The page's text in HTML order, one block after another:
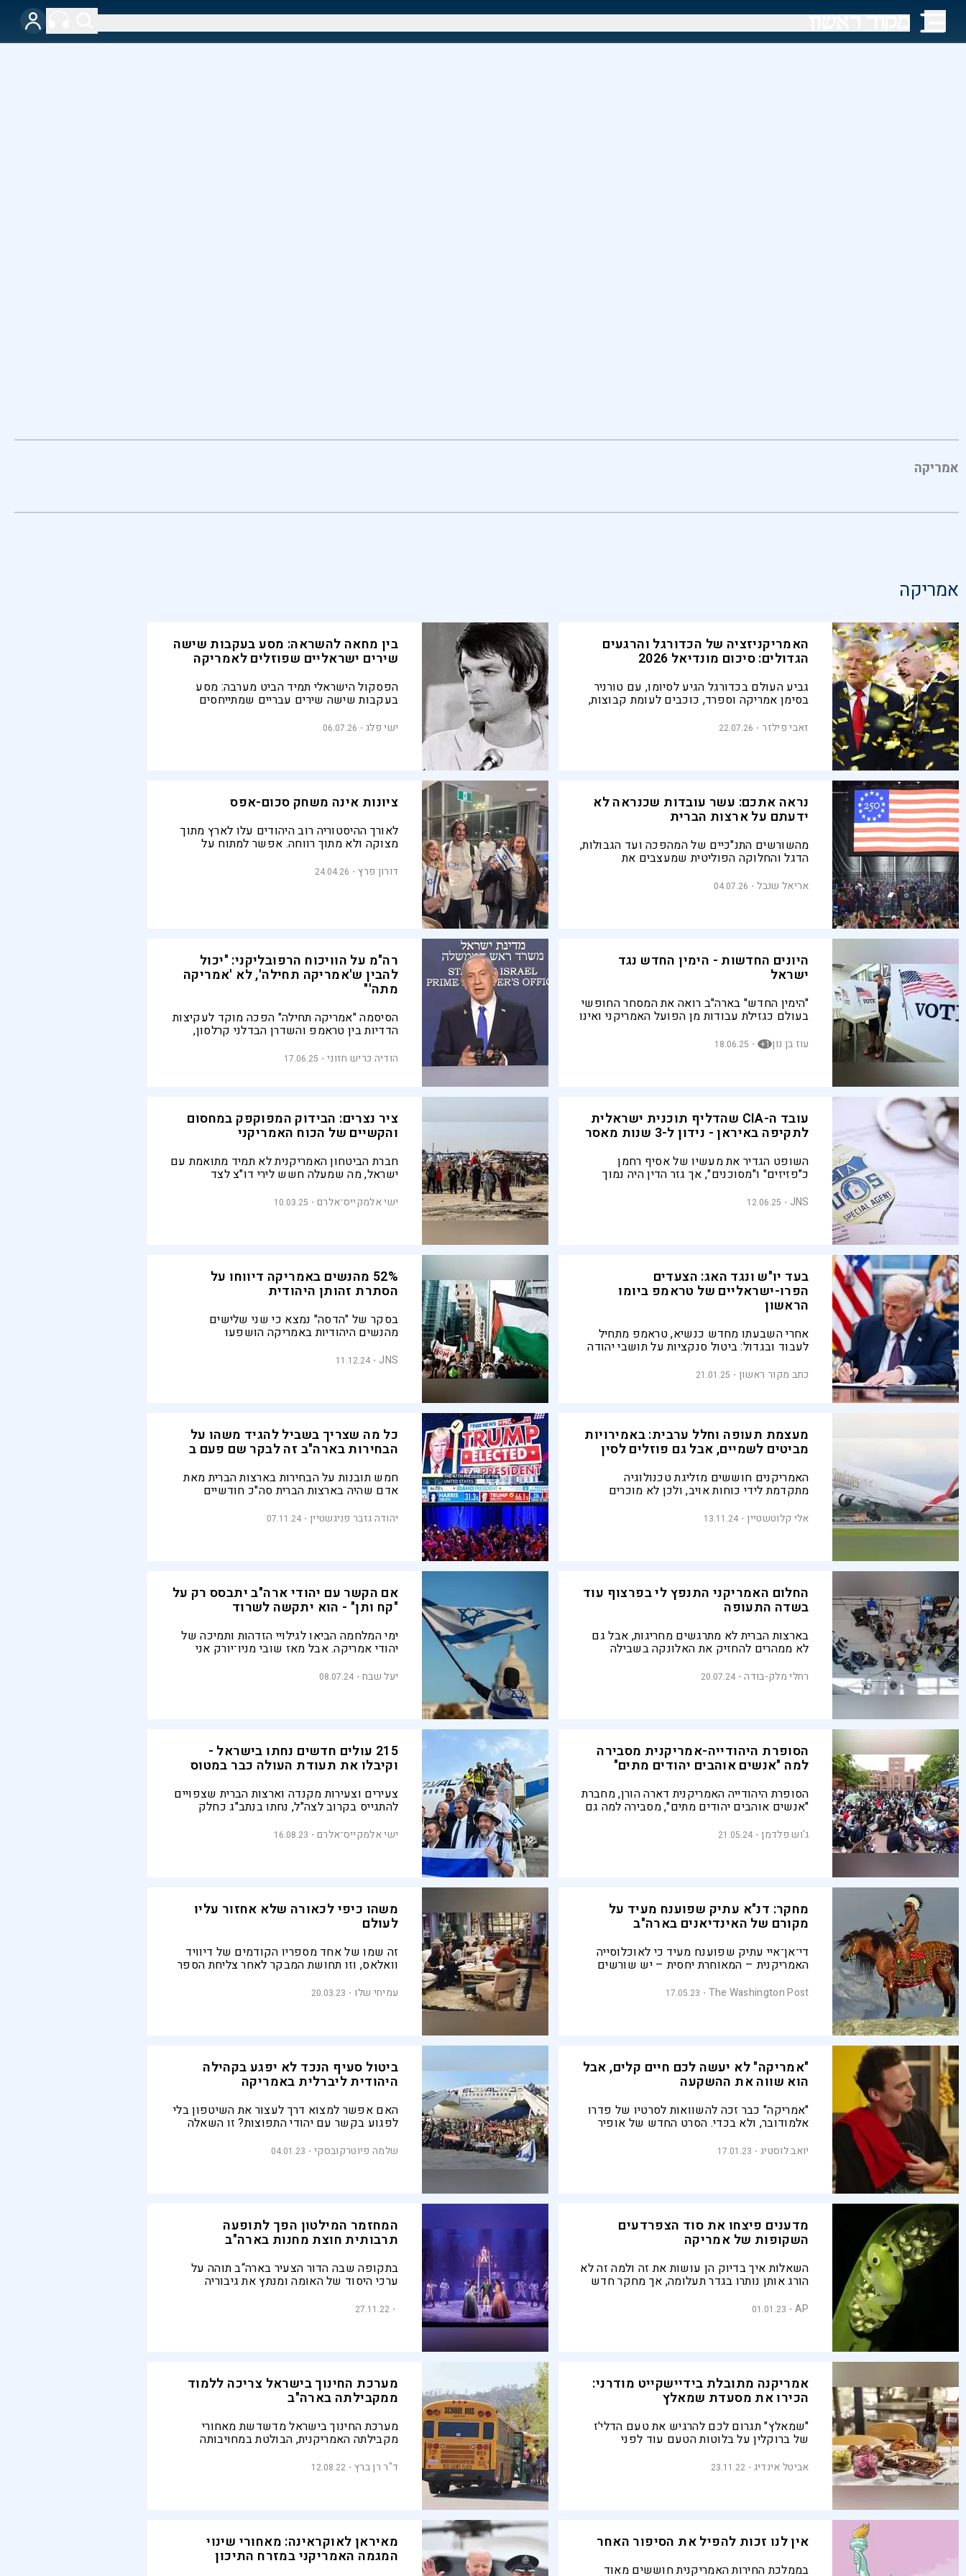
אמריקה
אמריקה
האמריקניזציה של הכדורגל והרגעים
הגדולים: סיכום מונדיאל 2026
גביע העולם בכדורגל הגיע לסיומו, עם טורניר
בסימן אמריקה וספרד, כוכבים לעומת קבוצות,
10 נקודות לסיכום אירוע הספורט הנצפה ביותר
זאבי פילזר 22.07.26
בין מחאה להשראה: מסע בעקבות שישה
שירים ישראליים שפוזלים לאמריקה
הפסקול הישראלי תמיד הביט מערבה: מסע
בעקבות שישה שירים עבריים שמתייחסים
ישי פלג 06.07.26
נראה אתכם: עשר עובדות שכנראה לא
ידעתם על ארצות הברית
מהשורשים התנ"כיים של המהפכה ועד הגבולות,
הדגל והחלוקה הפוליטית שמעצבים את
אריאל שנבל 04.07.26
ציונות אינה משחק סכום-אפס
לאורך ההיסטוריה רוב היהודים עלו לארץ מתוך
מצוקה ולא מתוך רווחה. אפשר למתוח על
יביאו לכאן את יהודי ארה"ב | תגובה לחגי סגל
דורון פרץ 24.04.26
היונים החדשות - הימין החדש נגד
ישראל
"הימין החדש" בארה"ב רואה את המסחר החופשי
בעולם כגזילת עבודות מן הפועל האמריקני ואינו
עוז בן נון1+
18.06.25
רה"מ על הוויכוח הרפובליקני: "יכול
להבין ש'אמריקה תחילה', לא 'אמריקה
מתה'"
הסיסמה "אמריקה תחילה" הפכה מוקד לעקיצות
הדדיות בין טראמפ והשדרן הבדלני קרלסון,
מנהלת. נתניהו תהה: "אתם רוצים שלמשטר הזה
הודיה כריש חזוני 17.06.25
עובד ה-CIA שהדליף תוכנית ישראלית
לתקיפה באיראן - נידון ל-3 שנות מאסר
השופט הגדיר את מעשיו של אסיף רחמן
כ"פזיזים" ו"מסוכנים", אך גזר הדין היה נמוך
JNS
12.06.25
ציר נצרים: הבידוק המפוקפק במחסום
והקשיים של הכוח האמריקני
חברת הביטחון האמריקנית לא תמיד מתואמת עם
ישראל, מה שמעלה חשש לירי דו"צ לצד
גורמים מצריים מנהלים בידוק כשהם אמורים
לסייע לחברה האמריקנית - אך לא ברור עד כמה
ישי אלמקייס־אלרם 10.03.25
בעד יו"ש ונגד האג: הצעדים
הפרו-ישראליים של טראמפ ביומו
הראשון
אחרי השבעתו מחדש כנשיא, טראמפ מתחיל
לעבוד ובגדול: ביטול סנקציות על תושבי יהודה
והיד עוד נטויה
כתב מקור ראשון 21.01.25
52% מהנשים באמריקה דיווחו על
הסתרת זהותן היהודית
בסקר של "הדסה" נמצא כי שני שלישים
מהנשים היהודיות באמריקה הושפעו
"קריאה לפעולה עבור כולנו", אמרה קרון אן
JNS
11.12.24
מעצמת תעופה וחלל ערבית: באמירויות
מביטים לשמיים, אבל גם פוזלים לסין
האמריקנים חוששים מזליגת טכנולוגיה
מתקדמת לידי כוחות אויב, ולכן לא מוכרים
אלי קלוטשטיין 13.11.24
כל מה שצריך בשביל להגיד משהו על
הבחירות בארה"ב זה לבקר שם פעם ב
חמש תובנות על הבחירות בארצות הברית מאת
אדם שהיה בארצות הברית סה"כ חודשיים
יהודה גזבר פניגשטיין 07.11.24
החלום האמריקני התנפץ לי בפרצוף עוד
בשדה התעופה
בארצות הברית לא מתרגשים מחריגות, אבל גם
לא ממהרים להחזיק את האלונקה בשבילה
רחלי מלק-בודה 20.07.24
אם הקשר עם יהודי ארה"ב יתבסס רק על
"קח ותן" - הוא יתקשה לשרוד
ימי המלחמה הביאו לגילויי הזדהות ותמיכה של
יהודי אמריקה. אבל מאז שובי מניו־יורק אני
יעל שבח 08.07.24
הסופרת היהודייה-אמריקנית מסבירה
למה "אנשים אוהבים יהודים מתים"
הסופרת היהודייה האמריקנית דארה הורן, מחברת
"אנשים אוהבים יהודים מתים", מסבירה למה גם
המשכילות ביותר בחברה, איך עלילות דם
תופסות קהל ומה החינוך לידיעת השואה
ג'וש פלדמן 21.05.24
215 עולים חדשים נחתו בישראל -
וקיבלו את תעודת העולה כבר במטוס
צעירים וצעירות מקנדה וארצות הברית שצפויים
להתגייס בקרוב לצה"ל, נחתו בנתב"ג כחלק
מצטרפים ל-1,300 יהודים שעלו לארץ מצפון
אמריקה מתחילת השנה
ישי אלמקייס־אלרם 16.08.23
מחקר: דנ"א עתיק שפוענח מעיד על
מקורם של האינדיאנים בארה"ב
די־אן־איי עתיק שפוענח מעיד כי לאוכלוסייה
האמריקנית – המאוחרת יחסית – יש שורשים
The Washington Post
17.05.23
משהו כיפי לכאורה שלא אחזור עליו
לעולם
זה שמו של אחד מספריו הקודמים של דיוויד
וואלאס, וזו תחושת המבקר לאחר צליחת הספר
סאטירה סרקסטית על אמריקה של שנות
עמיחי שלו 20.03.23
"אמריקה" לא יעשה לכם חיים קלים, אבל
הוא שווה את ההשקעה
"אמריקה" כבר זכה להשוואות לסרטיו של פדרו
אלמודובר, ולא בכדי. הסרט החדש של אופיר
כמו חברות, נאמנות, אהבה, חמלה ומשקעים
יואב לוסטיג 17.01.23
ביטול סעיף הנכד לא יפגע בקהילה
היהודית ליברלית באמריקה
האם אפשר למצוא דרך לעצור את השיטפון בלי
לפגוע בקשר עם יהודי התפוצות? זו השאלה
הקואליציה
שלמה פיוטרקובסקי 04.01.23
מדענים פיצחו את סוד הצפרדעים
השקופות של אמריקה
השאלות איך בדיוק הן עושות את זה ולמה זה לא
הורג אותן נותרו בגדר תעלומה, אך מחקר חדש
בדרום ובמרכז אמריקה מצליחות להפוך את
AP
01.01.23
המחזמר המילטון הפך לתופעה
תרבותית חוצת מחנות בארה"ב
בתקופה שבה הדור הצעיר בארה“ב תוהה על
ערכי היסוד של האומה ומנתץ את גיבוריה
המחזה “המילטון“ נובעת מיכולתו לספר מחדש,
27.11.22
אמריקנה מתובלת בידיישקייט מודרני:
הכירו את מסעדת שמאלץ
"שמאלץ" תגרום לכם להרגיש את טעם הדלי'ז
של ברוקלין על בלוטות הטעם עוד לפני
אביטל אינדיג 23.11.22
מערכת החינוך בישראל צריכה ללמוד
ממקבילתה בארה"ב
מערכת החינוך בישראל מדשדשת מאחורי
מקבילתה האמריקנית, הבולטת במחויבותה
ההשכלה האקדמית
ד"ר רן ברץ 12.08.22
אין לנו זכות להפיל את הסיפור האחר
בממלכת החירות האמריקנית חוששים מאוד
מאיראן לאוקראינה: מאחורי שינוי
המגמה האמריקני במזרח התיכון